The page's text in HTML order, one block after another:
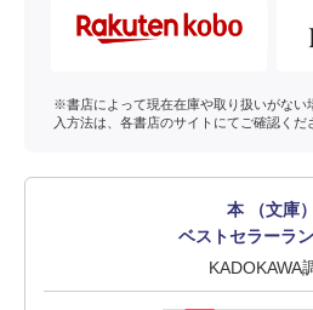
※書店によって現在在庫や取り扱いがない
入方法は、各書店のサイトにてご確認くだ
本 （文庫）
ベストセラーラ
KADOKAWA